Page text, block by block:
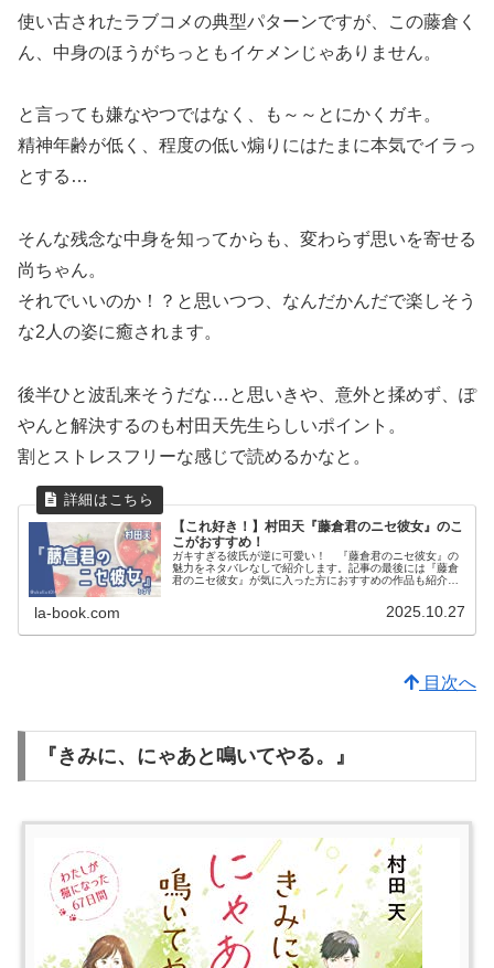
使い古されたラブコメの典型パターンですが、この藤倉く
ん、中身のほうがちっともイケメンじゃありません。
と言っても嫌なやつではなく、も～～とにかくガキ。
精神年齢が低く、程度の低い煽りにはたまに本気でイラっ
とする…
そんな残念な中身を知ってからも、変わらず思いを寄せる
尚ちゃん。
それでいいのか！？と思いつつ、なんだかんだで楽しそう
な2人の姿に癒されます。
後半ひと波乱来そうだな…と思いきや、意外と揉めず、ぽ
やんと解決するのも村田天先生らしいポイント。
割とストレスフリーな感じで読めるかなと。
【これ好き！】村田天『藤倉君のニセ彼女』のこ
こがおすすめ！
ガキすぎる彼氏が逆に可愛い！ 『藤倉君のニセ彼女』の
魅力をネタバレなしで紹介します。記事の最後には『藤倉
君のニセ彼女』が気に入った方におすすめの作品も紹介し
la-book.com 2025.10.27
目次へ
『きみに、にゃあと鳴いてやる。』